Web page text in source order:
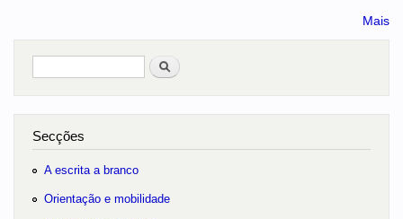
Mais
Pesquisar
Secções
A escrita a branco
Orientação e mobilidade